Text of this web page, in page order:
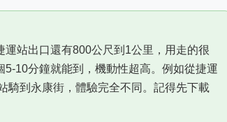
站出口還有800公尺到1公里，用走的很
10分鐘就能到，機動性超高。例如從捷運
騎到永康街，體驗完全不同。記得先下載